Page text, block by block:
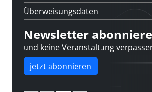
Überweisungsdaten
Newsletter
und keine Veranstaltung
jetzt abonnieren